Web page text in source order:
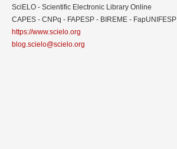
SciELO - Scientific Electronic Library Online
CAPES - CNPq - FAPESP - BIREME - FapUNIFESP
https://www.scielo.org
blog.scielo@scielo.org